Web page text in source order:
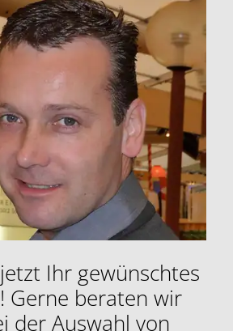
Ihr gewünschtes
Gerne beraten wir
der Auswahl von